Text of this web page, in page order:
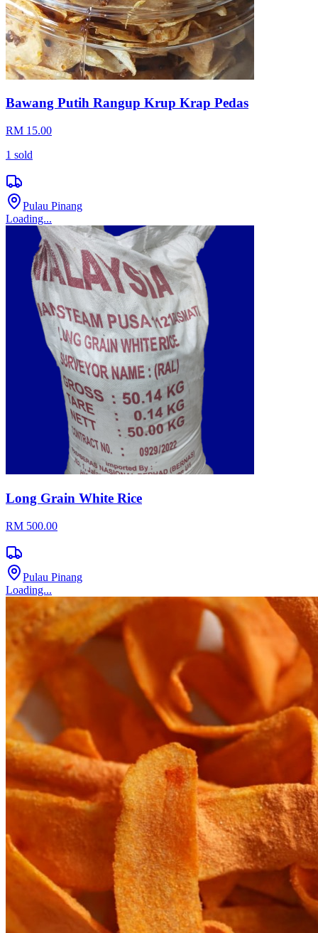
Bawang Putih Rangup Krup Krap Pedas
RM 15.00
1 sold
Pulau Pinang
Loading...
Long Grain White Rice
RM 500.00
Pulau Pinang
Loading...